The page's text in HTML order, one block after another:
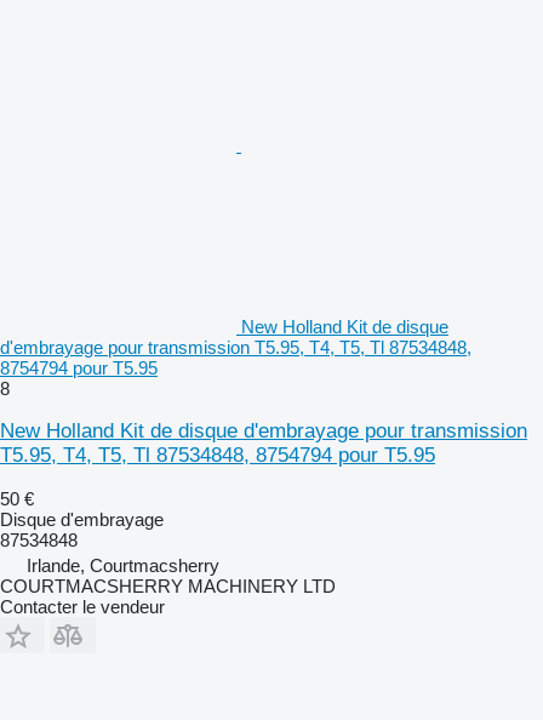
New Holland Kit de disque
d'embrayage pour transmission T5.95, T4, T5, Tl 87534848,
8754794 pour T5.95
8
New Holland Kit de disque d'embrayage pour transmission
T5.95, T4, T5, Tl 87534848, 8754794 pour T5.95
50 €
Disque d'embrayage
87534848
Irlande, Courtmacsherry
COURTMACSHERRY MACHINERY LTD
Contacter le vendeur